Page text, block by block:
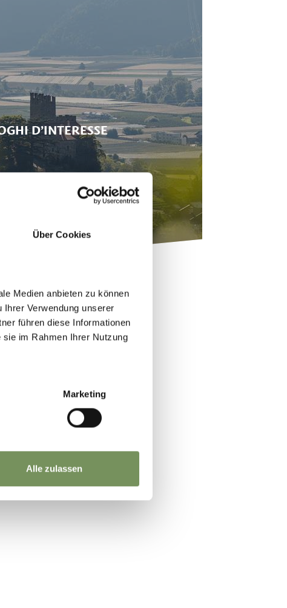
Über Cookies
Medien anbieten zu können
Verwendung unserer
führen diese Informationen
im Rahmen Ihrer Nutzung
Marketing
Alle zulassen
D’INTERESSE